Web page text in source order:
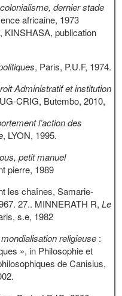
dernier stade
africaine, 1973
, KINSHASA, publication
, Paris, P.U.F, 1974.
Administratif et institution
CRIG, Butembo, 2010,
l’action des
, LYON, 1995.
petit manuel
pierre, 1989
les chaînes, Samarie-
27.. MINNERATH R,Le
s.e, 1982
religieuse :
», in Philosophie et
de Canisius,